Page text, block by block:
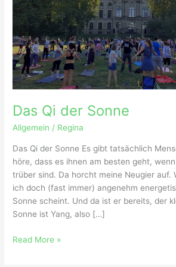
Das Qi der Sonne
Allgemein / Regina
Das Qi der Sonne Es gibt tatsächlich
höre, dass es ihnen am besten geht,
trüber sind. Da horcht meine Neugier auf.
ich doch (fast immer) angenehm
Sonne scheint. Und da ist er bereits, der
Sonne ist Yang, also […]
Read More »